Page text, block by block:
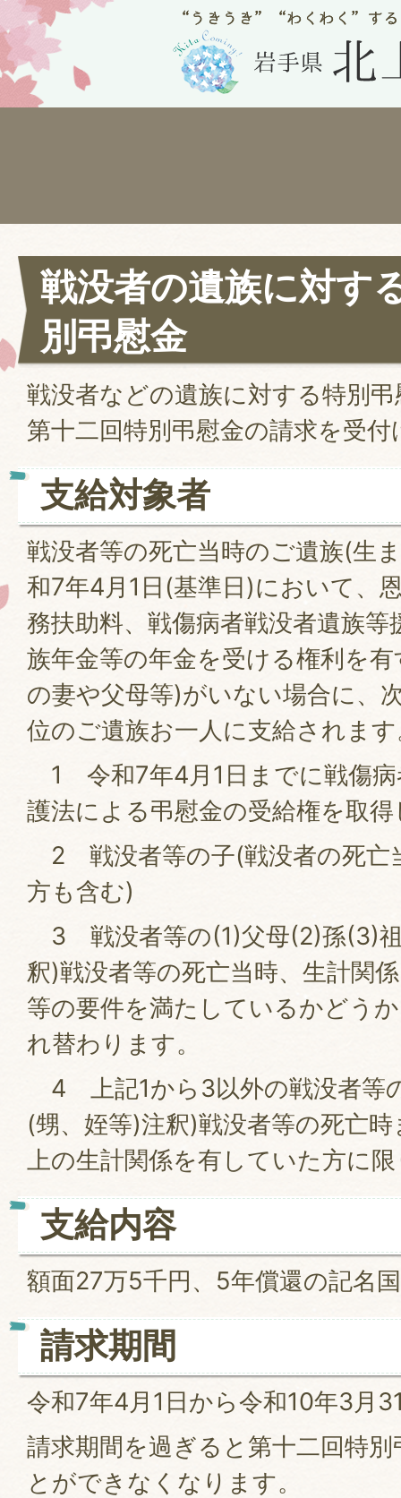
戦没者の遺族に対す
別弔慰金
戦没者などの遺族に対する特別
第十二回特別弔慰金の請求を受
支給対象者
戦没者等の死亡当時のご遺族(生
和7年4月1日(基準日)において、
務扶助料、戦傷病者戦没者遺族
族年金等の年金を受ける権利を
の妻や父母等)がいない場合に、
位のご遺族お一人に支給されま
1 令和7年4月1日までに戦傷病
護法による弔慰金の受給権を取
2 戦没者等の子(戦没者の死亡
方も含む)
3 戦没者等の(1)父母(2)孫(3)
釈)戦没者等の死亡当時、生計関
等の要件を満たしているかどう
れ替わります。
4 上記1から3以外の戦没者等
(甥、姪等)注釈)戦没者等の死亡
上の生計関係を有していた方に
支給内容
額面27万5千円、5年償還の記名
請求期間
令和7年4月1日から令和10年3月
請求期間を過ぎると第十二回特
とができなくなります。